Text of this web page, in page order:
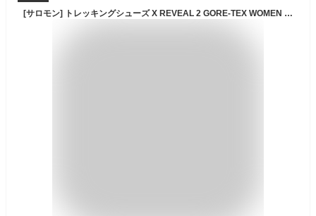
[サロモン] トレッキングシューズ X REVEAL 2 GORE-TEX WOMEN (エックス リベル2 ミッド ゴアテックス) レディース Black/Magnet/Quarry 24.5 cm